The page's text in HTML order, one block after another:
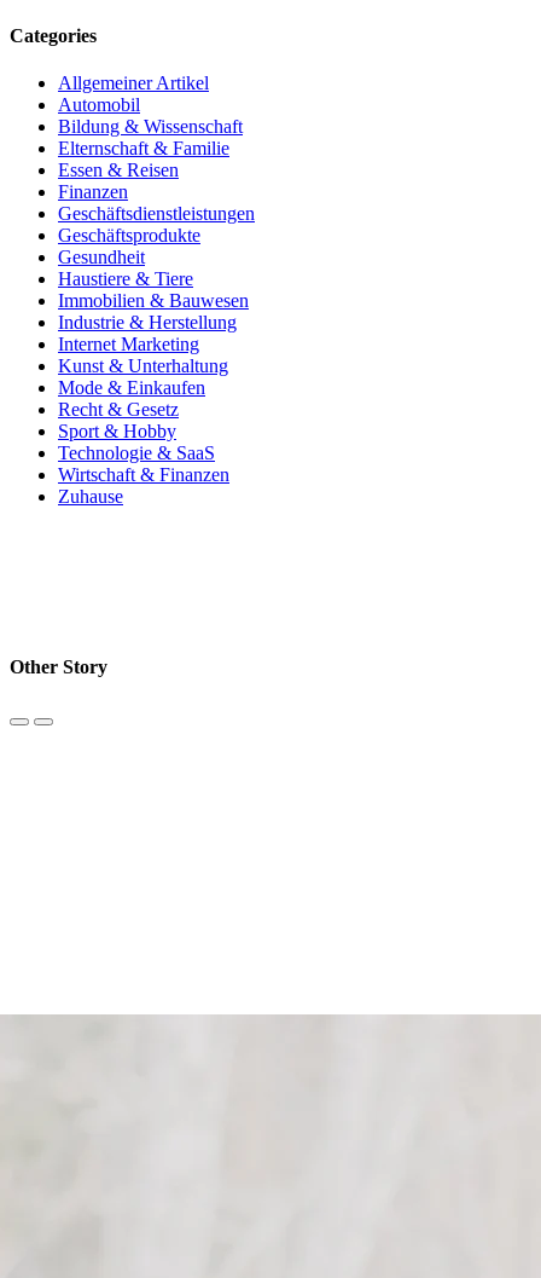
Categories
Allgemeiner Artikel
Automobil
Bildung & Wissenschaft
Elternschaft & Familie
Essen & Reisen
Finanzen
Geschäftsdienstleistungen
Geschäftsprodukte
Gesundheit
Haustiere & Tiere
Immobilien & Bauwesen
Industrie & Herstellung
Internet Marketing
Kunst & Unterhaltung
Mode & Einkaufen
Recht & Gesetz
Sport & Hobby
Technologie & SaaS
Wirtschaft & Finanzen
Zuhause
Other Story